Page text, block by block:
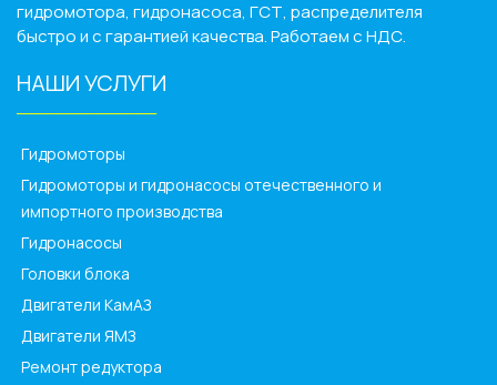
гидромотора, гидронасоса, ГСТ, распределителя
быстро и с гарантией качества. Работаем с НДС.
НАШИ УСЛУГИ
Гидромоторы
Гидромоторы и гидронасосы отечественного и
импортного производства
Гидронасосы
Головки блока
Двигатели КамАЗ
Двигатели ЯМЗ
Ремонт редуктора